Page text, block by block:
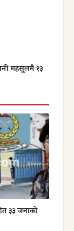
महसुलमै १३
३३ जनाको